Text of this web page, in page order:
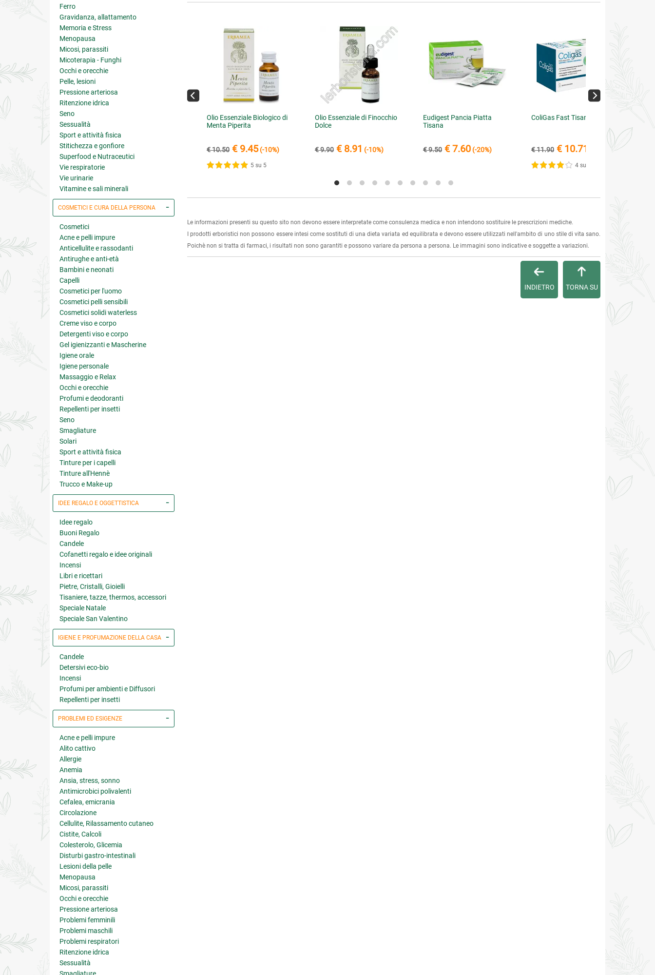
Ferro
Gravidanza, allattamento
Memoria e Stress
Menopausa
Micosi, parassiti
Micoterapia - Funghi
Occhi e orecchie
Pelle, lesioni
Pressione arteriosa
Ritenzione idrica
Seno
Sessualità
Sport e attività fisica
Stitichezza e gonfiore
Superfood e Nutraceutici
Vie respiratorie
Vie urinarie
Vitamine e sali minerali
COSMETICI E CURA DELLA PERSONA
Cosmetici
Acne e pelli impure
Anticellulite e rassodanti
Antirughe e anti-età
Bambini e neonati
Capelli
Cosmetici per l'uomo
Cosmetici pelli sensibili
Cosmetici solidi waterless
Creme viso e corpo
Detergenti viso e corpo
Gel igienizzanti e Mascherine
Igiene orale
Igiene personale
Massaggio e Relax
Occhi e orecchie
Profumi e deodoranti
Repellenti per insetti
Seno
Smagliature
Solari
Sport e attività fisica
Tinture per i capelli
Tinture all'Hennè
Trucco e Make-up
IDEE REGALO E OGGETTISTICA
Idee regalo
Buoni Regalo
Candele
Cofanetti regalo e idee originali
Incensi
Libri e ricettari
Pietre, Cristalli, Gioielli
Tisaniere, tazze, thermos, accessori
Speciale Natale
Speciale San Valentino
IGIENE E PROFUMAZIONE DELLA CASA
Candele
Detersivi eco-bio
Incensi
Profumi per ambienti e Diffusori
Repellenti per insetti
PROBLEMI ED ESIGENZE
Acne e pelli impure
Alito cattivo
Allergie
Anemia
Ansia, stress, sonno
Antimicrobici polivalenti
Cefalea, emicrania
Circolazione
Cellulite, Rilassamento cutaneo
Cistite, Calcoli
Colesterolo, Glicemia
Disturbi gastro-intestinali
Lesioni della pelle
Menopausa
Micosi, parassiti
Occhi e orecchie
Pressione arteriosa
Problemi femminili
Problemi maschili
Problemi respiratori
Ritenzione idrica
Sessualità
Olio Essenziale Biologico di
Menta Piperita
€ 10.50 € 9.45(-10%)
5 su 5
Olio Essenziale di Finocchio
Dolce
€ 9.90 € 8.91 (-10%)
Eudigest Pancia Piatta
Tisana
€ 9.50 € 7.60(-20%)
ColiGas Fast Tisana
€ 11.90 € 10.71
4 su 5
Colagoga-Coleretica
della Bile)
€ 7.40
Le informazioni presenti su questo sito non devono essere interpretate come consulenza medica e non intendono sostituire le prescrizioni mediche.
I prodotti erboristici non possono essere intesi come sostituti di una dieta variata ed equilibrata e devono essere utilizzati nell'ambito di uno stile di vita sano.
Poichè non si tratta di farmaci, i risultati non sono garantiti e possono variare da persona a persona. Le immagini sono indicative e soggette a variazioni.
TORNA SU
INDIETRO